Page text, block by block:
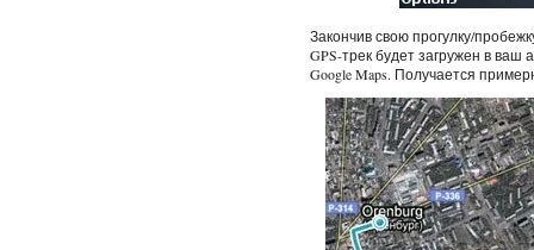
Закончив свою прогулку/
GPS-трек будет загружен в ваш
Google Maps. Получается